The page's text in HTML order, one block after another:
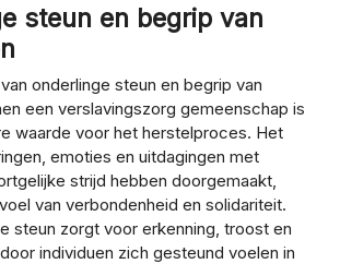
steun en begrip van
onderlinge steun en begrip van
een verslavingszorg gemeenschap is
waarde voor het herstelproces. Het
emoties en uitdagingen met
strijd hebben doorgemaakt,
van verbondenheid en solidariteit.
steun zorgt voor erkenning, troost en
individuen zich gesteund voelen in